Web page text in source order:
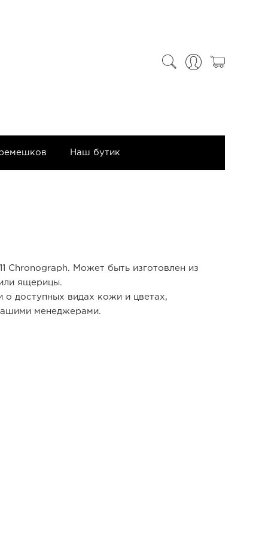
Наш бутик
Chronograph. Может быть изготовлен из
ящерицы.
доступных видах кожи и цветах,
менеджерами.